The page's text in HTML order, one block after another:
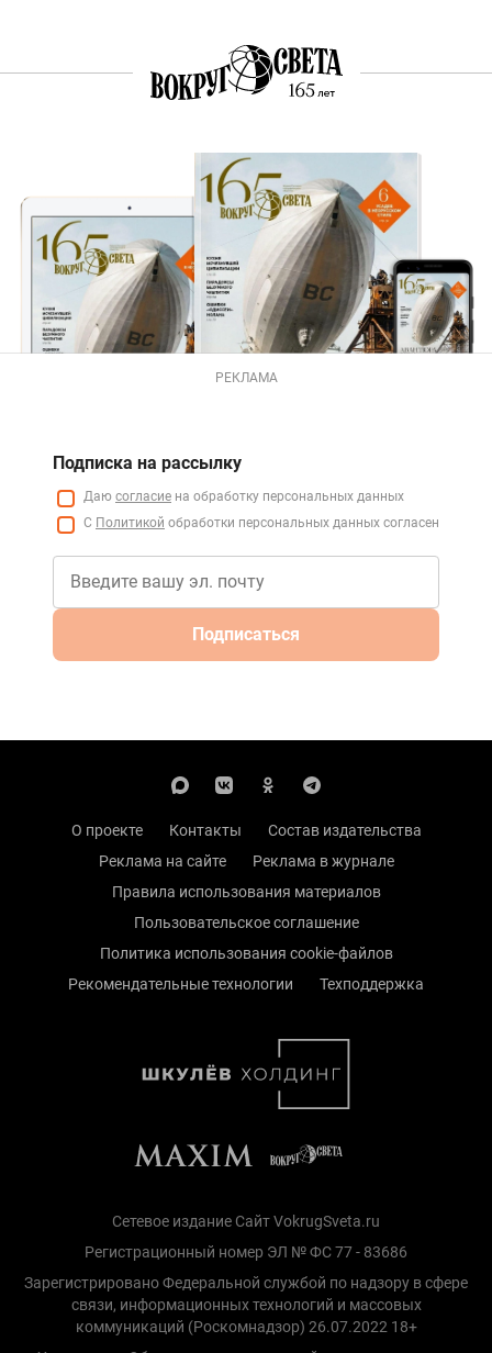
РЕКЛАМА
Подписка на рассылку
Даю согласие на обработку персональных данных
С Политикой обработки персональных данных согласен
Подписаться
О проекте Контакты
Состав издательства
Реклама на сайте
Реклама в журнале
Правила использования материалов
Пользовательское соглашение
Политика использования cookie-файлов
Рекомендательные технологии
Техподдержка
Сетевое издание Сайт VokrugSveta.ru
Регистрационный номер ЭЛ № ФС 77 - 83686
Зарегистрировано Федеральной службой по надзору в сфере
связи, информационных технологий и массовых
коммуникаций (Роскомнадзор) 26.07.2022 18+